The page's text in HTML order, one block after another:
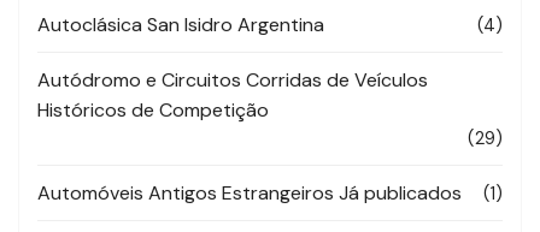
Autoclásica San Isidro Argentina (4)
Autódromo e Circuitos Corridas de Veículos
Históricos de Competição
(29)
Automóveis Antigos Estrangeiros Já publicados (1)